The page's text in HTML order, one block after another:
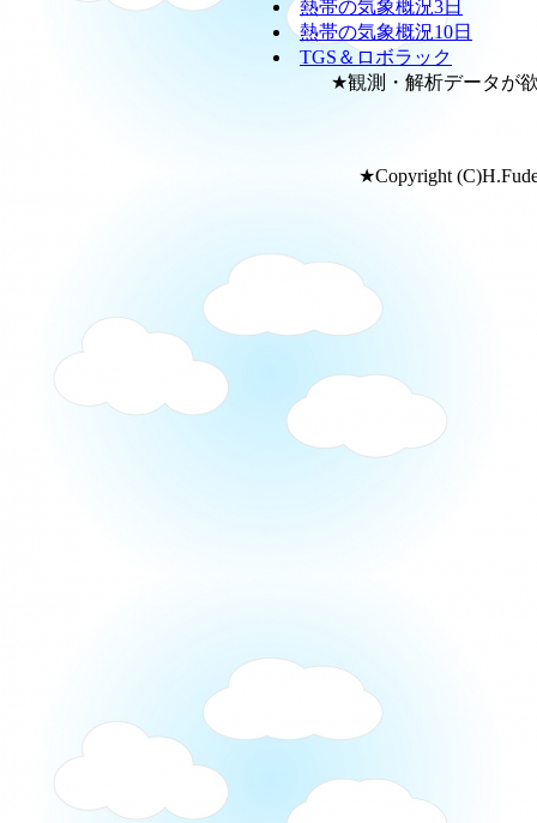
熱帯の気象概況3日
熱帯の気象概況10日
TGS＆ロボラック
★観測・解析データが欲し
★Copyright